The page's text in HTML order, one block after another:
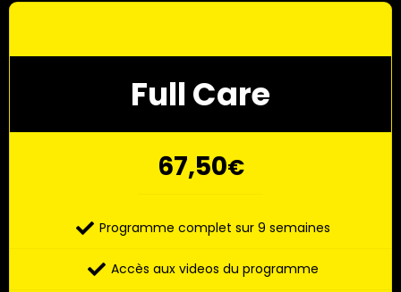
Full Care
67,50€
Programme complet sur 9 semaines
Accès aux videos du programme